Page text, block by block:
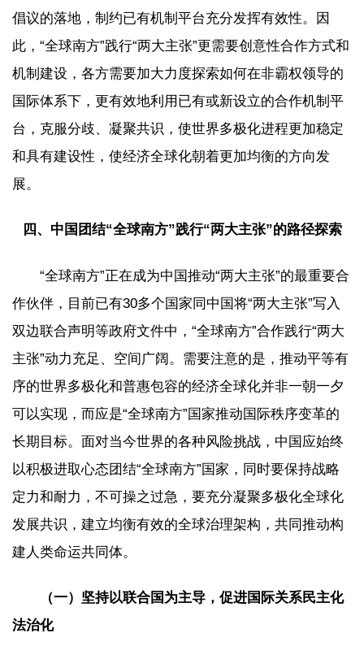
倡议的落地，制约已有机制平台充分发挥有效性。因
此，“全球南方”践行“两大主张”更需要创意性合作方式和
机制建设，各方需要加大力度探索如何在非霸权领导的
国际体系下，更有效地利用已有或新设立的合作机制平
台，克服分歧、凝聚共识，使世界多极化进程更加稳定
和具有建设性，使经济全球化朝着更加均衡的方向发
展。
四、中国团结“全球南方”践行“两大主张”的路径探索
“全球南方”正在成为中国推动“两大主张”的最重要合
作伙伴，目前已有30多个国家同中国将“两大主张”写入
双边联合声明等政府文件中，“全球南方”合作践行“两大
主张”动力充足、空间广阔。需要注意的是，推动平等有
序的世界多极化和普惠包容的经济全球化并非一朝一夕
可以实现，而应是“全球南方”国家推动国际秩序变革的
长期目标。面对当今世界的各种风险挑战，中国应始终
以积极进取心态团结“全球南方”国家，同时要保持战略
定力和耐力，不可操之过急，要充分凝聚多极化全球化
发展共识，建立均衡有效的全球治理架构，共同推动构
建人类命运共同体。
（一）坚持以联合国为主导，促进国际关系民主化
法治化